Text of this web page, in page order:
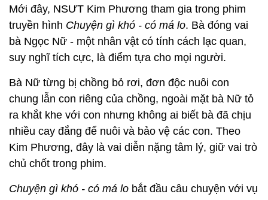
Mới đây, NSƯT Kim Phương tham gia trong phim
truyền hình Chuyện gì khó - có má lo. Bà đóng vai
bà Ngọc Nữ - một nhân vật có tính cách lạc quan,
suy nghĩ tích cực, là điểm tựa cho mọi người.
Bà Nữ từng bị chồng bỏ rơi, đơn độc nuôi con
chung lẫn con riêng của chồng, ngoài mặt bà Nữ tỏ
ra khắt khe với con nhưng không ai biết bà đã chịu
nhiều cay đắng để nuôi và bảo vệ các con. Theo
Kim Phương, đây là vai diễn nặng tâm lý, giữ vai trò
chủ chốt trong phim.
Chuyện gì khó - có má lo bắt đầu câu chuyện với vụ